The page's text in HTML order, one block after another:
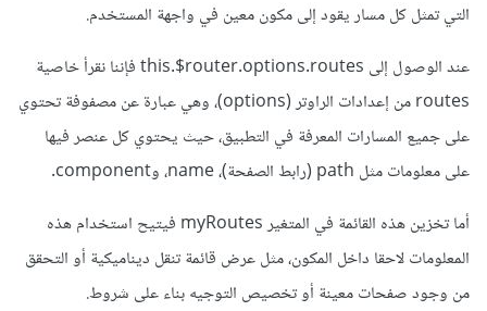
التي تمثل كل مسار يقود إلى مكون معين في واجهة المستخدم.
عند الوصول إلى this.$router.options.routes فإننا نقرأ خاصية
routes من إعدادات الراوتر (options)، وهي عبارة عن مصفوفة تحتوي
على جميع المسارات المعرفة في التطبيق، حيث يحتوي كل عنصر فيها
على معلومات مثل path (رابط الصفحة)، name، وcomponent.
أما تخزين هذه القائمة في المتغير myRoutes فيتيح استخدام هذه
المعلومات لاحقا داخل المكون، مثل عرض قائمة تنقل ديناميكية أو التحقق
من وجود صفحات معينة أو تخصيص التوجيه بناء على شروط.